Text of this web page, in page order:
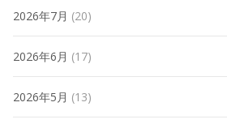
2026年7月 (20)
2026年6月 (17)
2026年5月 (13)